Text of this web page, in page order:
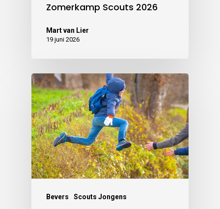
Zomerkamp Scouts 2026
Mart van Lier
19 juni 2026
Bevers Scouts Jongens